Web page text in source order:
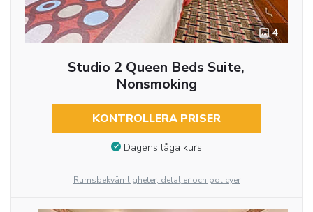
4
Studio 2 Queen Beds Suite,
Nonsmoking
KONTROLLERA PRISER
Dagens låga kurs
Rumsbekvämligheter, detaljer och policyer